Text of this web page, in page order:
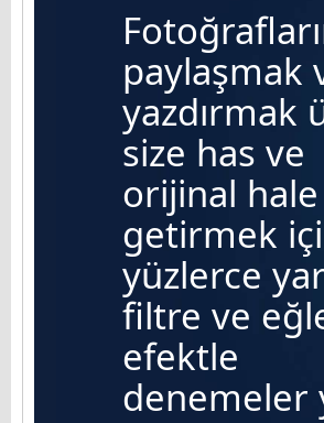
paylaşmak
yazdırmak
size has ve
orijinal hale
getirmek
yüzlerce
filtre ve
efektle
denemeler